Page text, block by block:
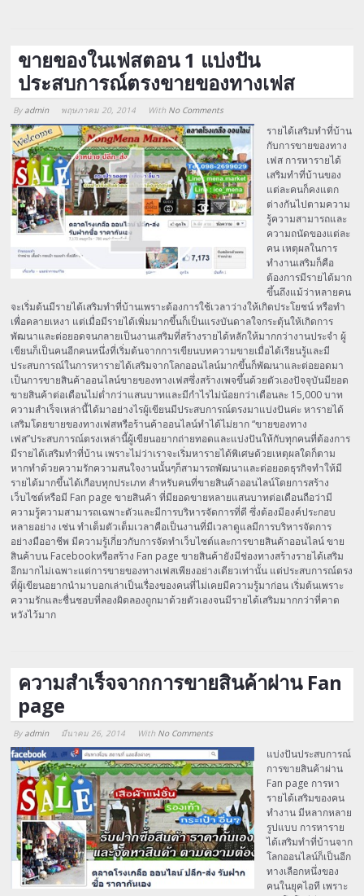
ขายของในเฟสตอน 1 แบ่งปัน
ประสบการณ์ตรงขายของทางเฟส
By admin พฤษภาคม 20, 2014 With No Comments
Array
รายได้เสริมทำที่บ้าน
กับการขายของทาง
เฟส การหารายได้
เสริมทำที่บ้านของ
แต่ละคนก็คงแตก
ต่างกันไปตามความ
รู้ความสามารถและ
ความถนัดของแต่ละ
คน เหตุผลในการ
ทำงานเสริมก็คือ
ต้องการมีรายได้มาก
ขึ้นถึงแม้ว่าหลายคน
จะเริ่มต้นมีรายได้เสริมทำที่บ้านเพราะต้องการใช้เวลาว่างให้เกิดประโยชน์ หรือทำ
เพื่อคลายเหงา แต่เมื่อมีรายได้เพิ่มมากขึ้นก็เป็นแรงบันดาลใจกระตุ้นให้เกิดการ
พัฒนาและต่อยอดจนกลายเป็นงานเสริมที่สร้างรายได้หลักให้มากกว่างานประจำ ผู้
เขียนก็เป็นคนอีกคนหนึ่งที่เริ่มต้นจากการเขียนบทความขายเมื่อได้เรียนรู้และมี
ประสบการณ์ในการหารายได้เสริมจากโลกออนไลน์มากขึ้นก็พัฒนาและต่อยอดมา
เป็นการขายสินค้าออนไลน์ขายของทางเฟสซึ่งสร้างเพจขึ้นด้วยตัวเองปัจจุบันมียอด
ขายสินค้าต่อเดือนไม่ต่ำกว่าแสนบาทและมีกำไรไม่น้อยกว่าเดือนละ 15,000 บาท
ความสำเร็จเหล่านี้ได้มาอย่างไรผู้เขียนมีประสบการณ์ตรงมาแบ่งปันค่ะ หารายได้
เสริมโดยขายของทางเฟสหรือร้านค้าออนไลน์ทำได้ไม่ยาก “ขายของทาง
เฟส”ประสบการณ์ตรงเหล่านี้ผู้เขียนอยากถ่ายทอดและแบ่งปันให้กับทุกคนที่ต้องการ
มีรายได้เสริมทำที่บ้าน เพราะไม่ว่าเราจะเริ่มหารายได้พิเศษด้วยเหตุผลใดก็ตาม
หากทำด้วยความรักความสนใจงานนั้นๆก็สามารถพัฒนาและต่อยอดธุรกิจทำให้มี
รายได้มากขึ้นได้เกือบทุกประเภท สำหรับคนที่ขายสินค้าออนไลน์โดยการสร้าง
เว็บไซต์หรือมี Fan page ขายสินค้า ที่มียอดขายหลายแสนบาทต่อเดือนถือว่ามี
ความรู้ความสามารถเฉพาะตัวและมีการบริหารจัดการที่ดี ซึ่งต้องมีองค์ประกอบ
หลายอย่าง เช่น ทำเต็มตัวเต็มเวลาคือเป็นงานที่มีเวลาดูแลมีการบริหารจัดการ
อย่างมืออาชีพ มีความรู้เกี่ยวกับการจัดทำเว็บไซต์และการขายสินค้าออนไลน์ ขาย
สินค้าบน Facebookหรือสร้าง Fan page ขายสินค้ายังมีช่องทางสร้างรายได้เสริม
อีกมากไม่เฉพาะแต่การขายของทางเฟสเพียงอย่างเดียวเท่านั้น แต่ประสบการณ์ตรง
ที่ผู้เขียนอยากนำมาบอกเล่าเป็นเรื่องของคนที่ไม่เคยมีความรู้มาก่อน เริ่มต้นเพราะ
ความรักและชื่นชอบที่ลองผิดลองถูกมาด้วยตัวเองจนมีรายได้เสริมมากกว่าที่คาด
หวังไว้มาก
ความสำเร็จจากการขายสินค้าผ่าน Fan
page
By admin มีนาคม 26, 2014 With No Comments
Array
แบ่งปันประสบการณ์
การขายสินค้าผ่าน
Fan page การหา
รายได้เสริมของคน
ทำงาน มีหลากหลาย
รูปแบบ การหาราย
ได้เสริมทำที่บ้านจาก
โลกออนไลน์ก็เป็นอีก
ทางเลือกหนึ่งของ
คนในยุคไอที เพราะ